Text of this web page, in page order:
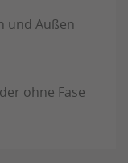
und Außen
ohne Fase